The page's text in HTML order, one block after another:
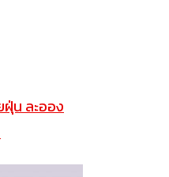
ฝุ่น ละออง